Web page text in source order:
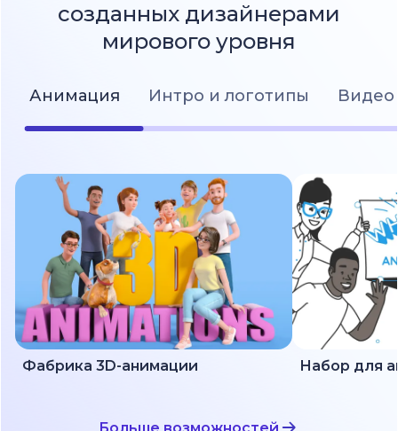
созданных дизайнерами
мирового уровня
Анимация Интро и логотипы Видео
Фабрика 3D-анимации
Больше возможностей